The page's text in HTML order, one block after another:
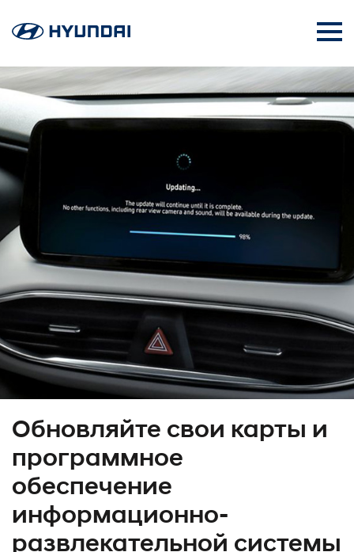
Обновляйте свои карты и
программное
обеспечение
информационно-
развлекательной системы